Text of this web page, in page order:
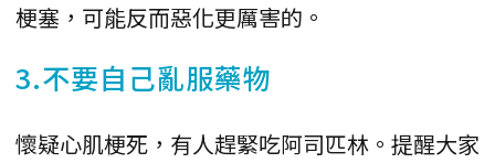
梗塞，可能反而惡化更厲害的。
3.不要自己亂服藥物
懷疑心肌梗死，有人趕緊吃阿司匹林。提醒大家